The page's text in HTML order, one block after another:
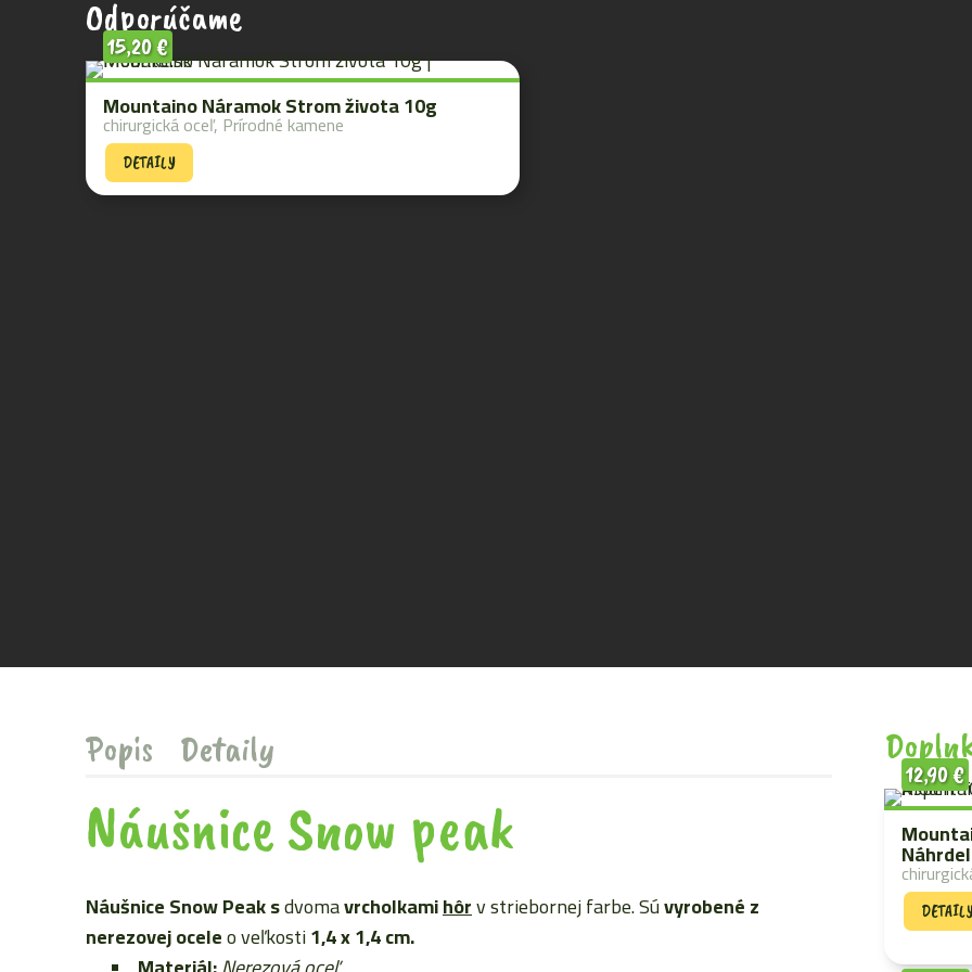
Popis Detaily
Náušnice Snow peak
Náušnice Snow Peaksdvomavrcholkamihôrv striebornej farbe. Súvyrobenéz
nerezovej oceleo veľkosti1,4 x 1,4 cm.
12,90€
Odporúčame
Mountaino Náramok Strom života 10g
15,20€
chirurgická oceľ, Prírodné kamene
DETAILY